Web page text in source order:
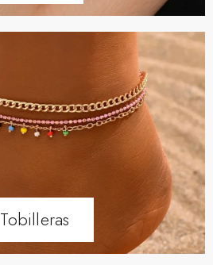
Tobilleras